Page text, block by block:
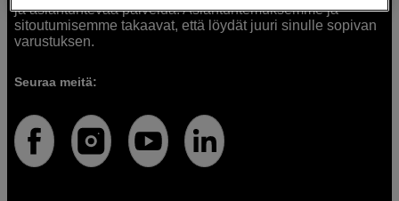
ja asiantuntevaa palvelua. Asiantuntemuksemme ja
sitoutumisemme takaavat, että löydät juuri sinulle sopivan
varustuksen.
Seuraa meitä: